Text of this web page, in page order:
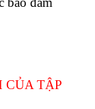
CỦA TẬP